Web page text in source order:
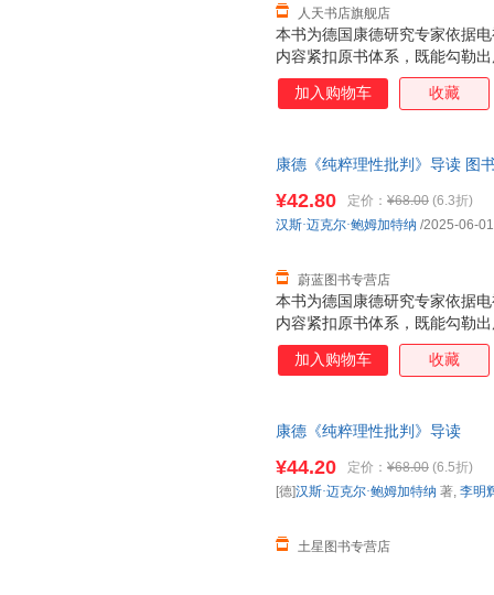
本书为德国康德研究专家依据
内容紧扣原书体系，既能勾勒
精髓，有助于读者登堂入室，
人天书店旗舰店
加入购物车 收藏
康德《纯粹理性批判》导读 图
本书为德国康德研究专家依据
内容紧扣原书体系，既能勾勒
精髓，有助于读者登堂入室，
¥42.80 定价： ¥68.00 (6.3折)
蔚蓝图书专营店
汉斯·迈克尔·鲍姆加特纳 /2025-06-01
加入购物车 收藏
康德《纯粹理性批判》导读
¥44.20 定价： ¥68.00 (6.5折)
土星图书专营店
[德]汉斯·迈克尔·鲍姆加特纳 著, 李明